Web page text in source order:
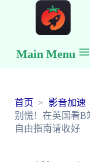
Main Menu
首页
影音加速
别慌！在英国看B
自由指南请收好